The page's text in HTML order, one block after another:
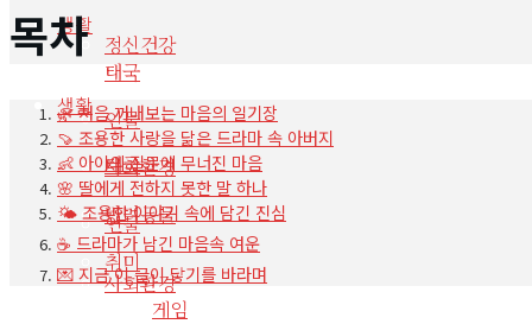
정신건강
생활
태국
인물
사회환경
생활
태국
인물
사회환경
반려동물
취미
게임
목차
🌿 처음 꺼내보는 마음의 일기장
🍠 조용한 사랑을 닮은 드라마 속 아버지
👶 아이의 질문에 무너진 마음
🌸 딸에게 전하지 못한 말 하나
🌤️ 조용한 이야기 속에 담긴 진심
☕ 드라마가 남긴 마음속 여운
💌 지금 이 글이 닿기를 바라며